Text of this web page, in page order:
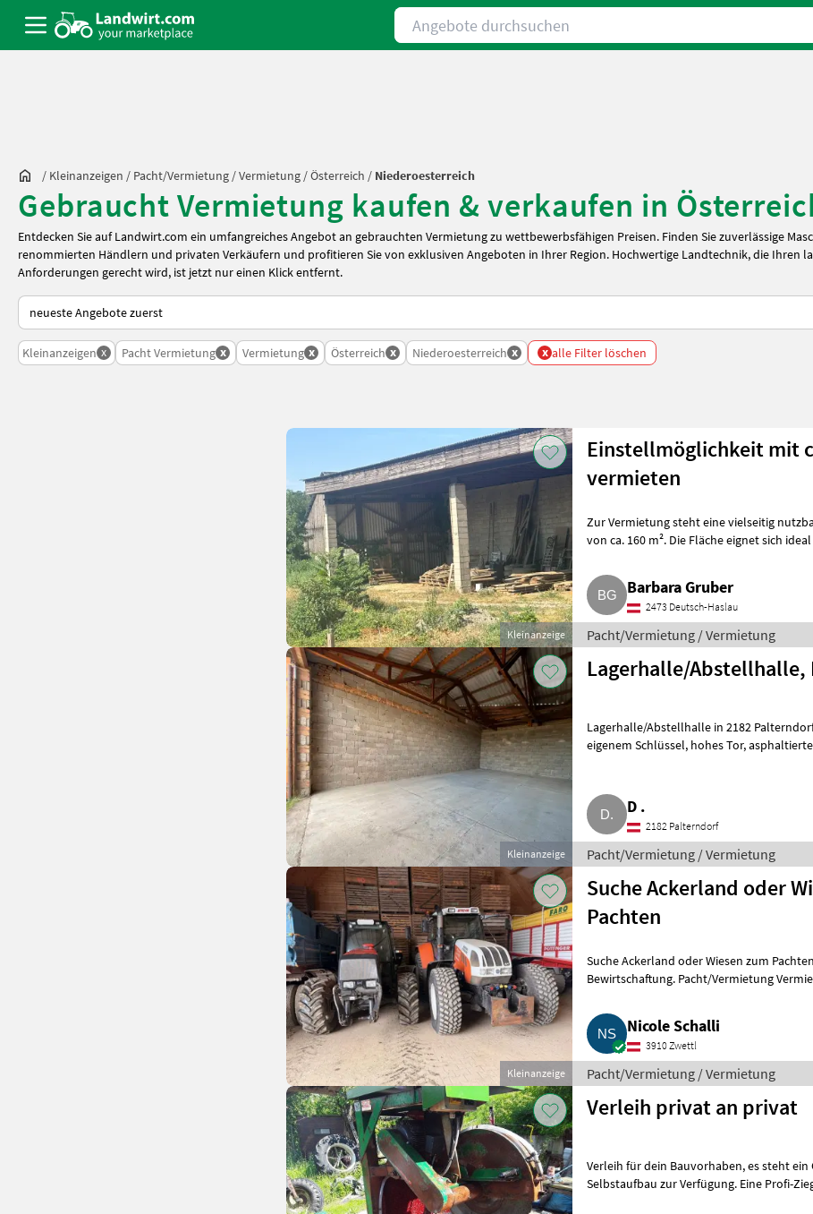
Angebote durchsuchen
/ Kleinanzeigen / Pacht/Vermietung /Vermietung /Österreich / Niederoesterreich
Gebraucht Vermietung kaufen & verkaufen in
Entdecken Sie auf Landwirt.com ein umfangreiches Angebot an gebrauchten Vermietung zu wettbewerbsfähigen Preisen. Finden Sie zuverlässige
renommierten Händlern und privaten Verkäufern und profitieren Sie von exklusiven Angeboten in Ihrer Region. Hochwertige Landtechnik, die Ihren
Anforderungen gerecht wird, ist jetzt nur einen Klick entfernt.
So wird auf Landwirt.com sortiert
Kleinanzeigen x Pacht Vermietung x Vermietung x Österreich x Niederoesterreich x x alle Filter löschen
Kleinanzeige
Einstellmöglichkeit mit
vermieten
Zur Vermietung steht eine vielseitig
von ca. 160 m². Die Fläche eignet sich
Barbara Gruber
2473 Deutsch-Haslau
Pacht/Vermietung / Vermietung
Kleinanzeige
Lagerhalle/Abstellhalle,
Lagerhalle/Abstellhalle in 2182 Palterndorf, ca. 75 m², jederzeit zugänglich
eigenem Schlüssel, hohes Tor, asphaltierte Zufahrtsstraße, wetterfest, Strom
D .
2182 Palterndorf
Pacht/Vermietung / Vermietung
Kleinanzeige
Suche Ackerland oder
Pachten
Suche Ackerland oder Wiesen zum Pachten nahe
Bewirtschaftung. Pacht/Vermietung
Nicole Schalli
3910 Zwettl
Pacht/Vermietung / Vermietung
Verleih privat an privat
Verleih für dein Bauvorhaben, es steht ein Gerüst (auch fahrbar) für
Selbstaufbau zur Verfügung. Eine Profi-